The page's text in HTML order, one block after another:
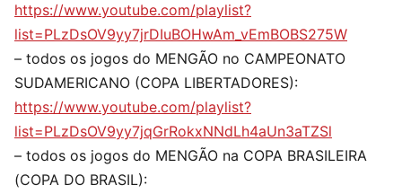
https://www.youtube.com/playlist?
list=PLzDsOV9yy7jrDIuBOHwAm_vEmBOBS275W
– todos os jogos do MENGÃO no CAMPEONATO
SUDAMERICANO (COPA LIBERTADORES):
https://www.youtube.com/playlist?
list=PLzDsOV9yy7jqGrRokxNNdLh4aUn3aTZSl
– todos os jogos do MENGÃO na COPA BRASILEIRA
(COPA DO BRASIL):